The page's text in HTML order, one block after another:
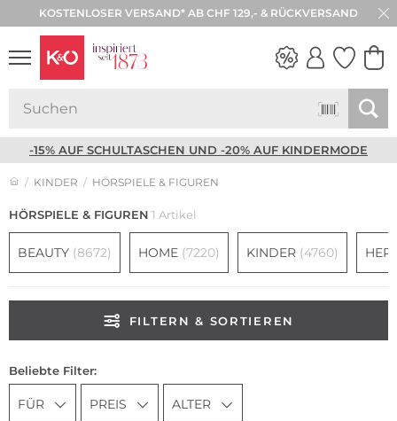
KOSTENLOSER VERSAND* AB CHF 129,- & RÜCKVERSAND
-15% AUF SCHULTASCHEN UND -20% AUF KINDERMODE
KINDER HÖRSPIELE & FIGUREN
HÖRSPIELE & FIGUREN 1 Artikel
BEAUTY (8672) HOME (7220) KINDER (4760)
FILTERN & SORTIEREN
Beliebte Filter:
FÜR PREIS ALTER